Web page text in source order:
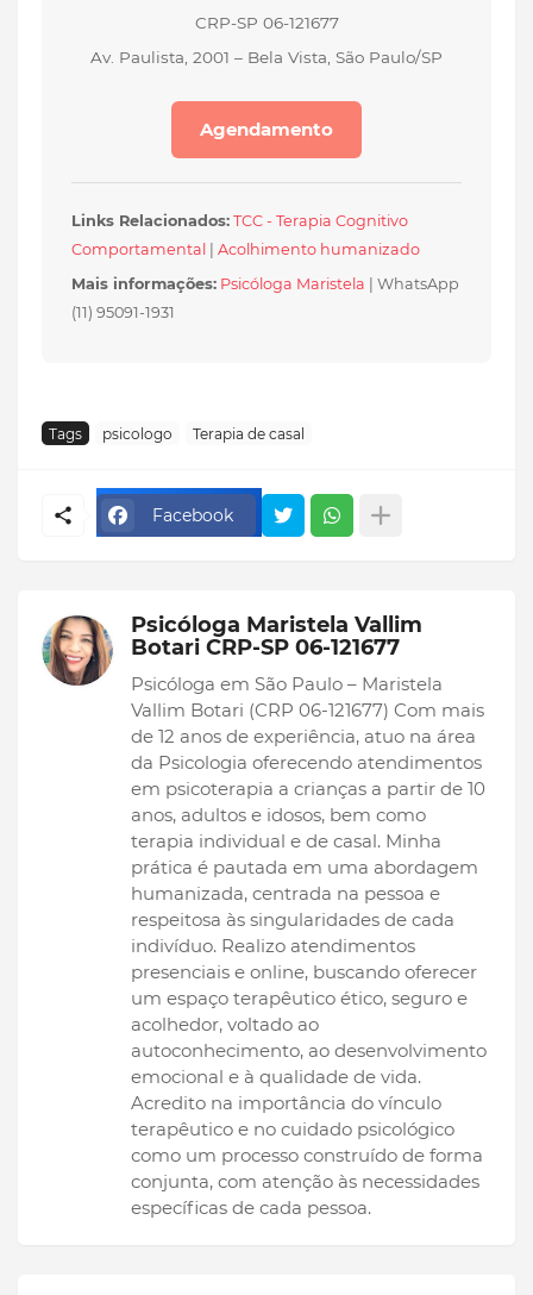
CRP-SP 06-121677
Av. Paulista, 2001 – Bela Vista, São Paulo/SP
Agendamento
Links Relacionados: TCC - Terapia Cognitivo
Comportamental
Acolhimento humanizado
Mais informações: Psicóloga Maristela | WhatsApp
(11) 95091-1931
Tags psicologo Terapia de casal
Facebook
Psicóloga Maristela Vallim
Botari CRP-SP 06-121677
Psicóloga em São Paulo – Maristela
Vallim Botari (CRP 06-121677) Com mais
de 12 anos de experiência, atuo na área
da Psicologia oferecendo atendimentos
em psicoterapia a crianças a partir de 10
anos, adultos e idosos, bem como
terapia individual e de casal. Minha
prática é pautada em uma abordagem
humanizada, centrada na pessoa e
respeitosa às singularidades de cada
indivíduo. Realizo atendimentos
presenciais e online, buscando oferecer
um espaço terapêutico ético, seguro e
acolhedor, voltado ao
autoconhecimento, ao desenvolvimento
emocional e à qualidade de vida.
Acredito na importância do vínculo
terapêutico e no cuidado psicológico
como um processo construído de forma
conjunta, com atenção às necessidades
específicas de cada pessoa.